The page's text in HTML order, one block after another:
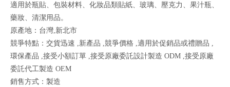
適用於瓶貼、包裝材料、化妝品類貼紙、玻璃、壓克力、果汁瓶、
藥妝、清潔用品。
原產地：台灣,新北市
競爭特點：交貨迅速 ,新產品 ,競爭價格 ,適用於促銷品或禮贈品 ,
環保產品 ,接受小額訂單 ,接受原廠委託設計製造 ODM ,接受原廠
委託代工製造 OEM
銷售方式：製造